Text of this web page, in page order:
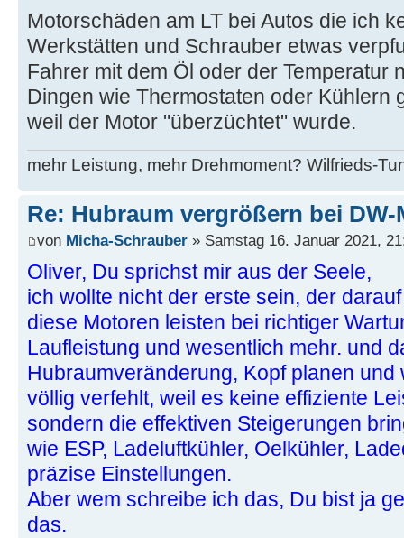
Motorschäden am LT bei Autos die ich
Werkstätten und Schrauber etwas
Fahrer mit dem Öl oder der Temperatur
Dingen wie Thermostaten oder Kühlern
weil der Motor "überzüchtet" wurde.
mehr Leistung, mehr Drehmoment? Wilfrieds-
Re: Hubraum vergrößern bei
von Micha-Schrauber » Samstag 16. Januar 2021,
Oliver, Du sprichst mir aus der Seele,
ich wollte nicht der erste sein, der
diese Motoren leisten bei richtiger
Laufleistung und wesentlich mehr. und
Hubraumveränderung, Kopf planen
völlig verfehlt, weil es keine effiziente
sondern die effektiven Steigerungen
wie ESP, Ladeluftkühler, Oelkühler,
präzise Einstellungen.
Aber wem schreibe ich das, Du bist ja
das.